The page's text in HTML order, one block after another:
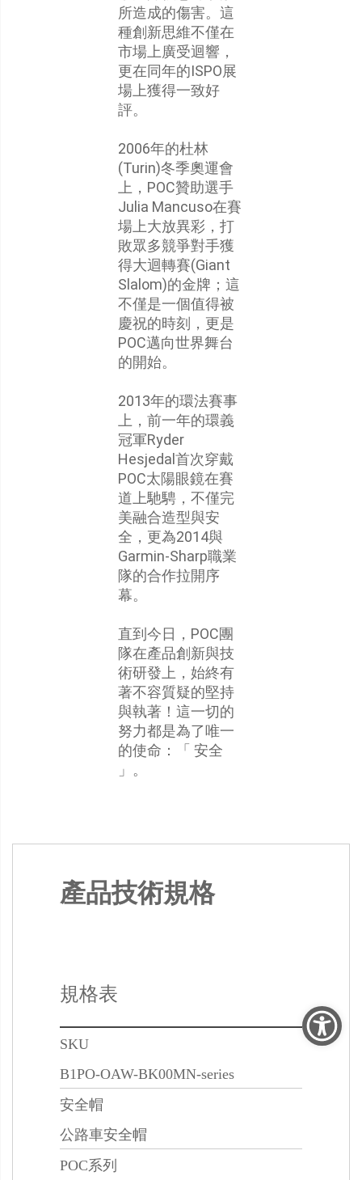
所造成的傷害。這
種創新思維不僅在
市場上廣受迴響，
更在同年的ISPO展
場上獲得一致好
評。
2006年的杜林
(Turin)冬季奧運會
上，POC贊助選手
Julia Mancuso在賽
場上大放異彩，打
敗眾多競爭對手獲
得大迴轉賽(Giant
Slalom)的金牌；這
不僅是一個值得被
慶祝的時刻，更是
POC邁向世界舞台
的開始。
2013年的環法賽事
上，前一年的環義
冠軍Ryder
Hesjedal首次穿戴
POC太陽眼鏡在賽
道上馳騁，不僅完
美融合造型與安
全，更為2014與
Garmin-Sharp職業
隊的合作拉開序
幕。
直到今日，POC團
隊在產品創新與技
術研發上，始終有
著不容質疑的堅持
與執著！這一切的
努力都是為了唯一
的使命：「 安全
」。
產品技術規格
規格表
SKU
B1PO-OAW-BK00MN-series
安全帽
公路車安全帽
POC系列